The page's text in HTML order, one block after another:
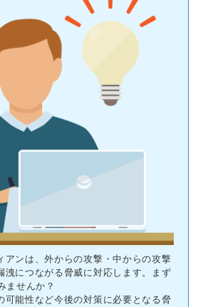
アンは、外からの攻撃・中からの攻撃
洩につながる脅威に対応します。まず
ませんか？
可能性など今後の対策に必要となる脅